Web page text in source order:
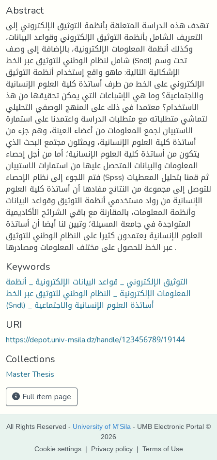
Abstract
تهدف هذه الدراسة المتعلقة بأنظمة التوثيق الإلكتروني إلى
التعريف الشامل بأنظمة التوثيق الإلكتروني وقواعد البيانات،
وكذلك أنظمة المعلومات الإلكترونية، بالإضافة إلى وصف
شامل لنظام الوطني للتوثيق عبر الخط (Sndl) تحت وسم
الإشكالية التالية: ماهو واقع إستخدام أنظمة التوثيق
الإلكتروني على الخط من طرف أساتذة كلية العلوم الإنسانية
والاجتماعية؟ وما هي الإشباعات التي يمكن تحقيقها من هذ
الاستخدام؟ معتمدا في ذلك على المنهج الوصفي التحليلي
لتماشي متطلباته مع متطلبات الدراسة واعتمدنا على استمارة
الاستبيان لجمع المعلومات من أعضاء العينة، وهم جزء من
أساتذة كلية العلوم الإنسانية، ويمثلون مجتمع البحث الذي
يتكون من أساتذة كلية العلوم الإنسانية؛ أما من أجل إحصاء
المعلومات والبيانات المتحصل عليها من استمارات الاستبيان
فتم اللجوء إلى نظام الإحصاء (Spss) ثم قمنا بتحليل المعطيات
للتوصل إلى مجموعة من النتائج مفادها أن أساتذة كلية العلوم
الإنسانية من رواد مستخدمي أنظمة التوثيق وقواعد البيانات
وأنظمة المعلومات، بالمقارنة مع باقي الشرائح الأكاديمية
المتواجدة في جامعة المسيلة؛ وتبين لنا أيضا أن أساتذة
العلوم الإنسانية يعتمدون كثيرا على النظام الوطني للتوثيق
عبر الخط للحصول على مختلف المعلومات ومصادرها .
Keywords
التوثيق الإلكتروني _ قواعد البيانات الإلكترونية _ أنظمة
المعلومات الإلكترونية _ النظام الوطني للتوثيق عبر الخط
(Sndl) _ أساتذة العلوم الإنسانية والاجتماعية
URI
https://depot.univ-msila.dz/handle/123456789/19144
Collections
Master Thesis
Full item page
All Rights Reserved - University of M'Sila - UMB Electronic Portal ©
2026
Cookie settings | Privacy policy | Terms of Use